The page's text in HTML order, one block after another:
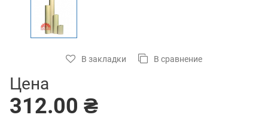
В закладки В сравнение
Цена
312.00 ₴